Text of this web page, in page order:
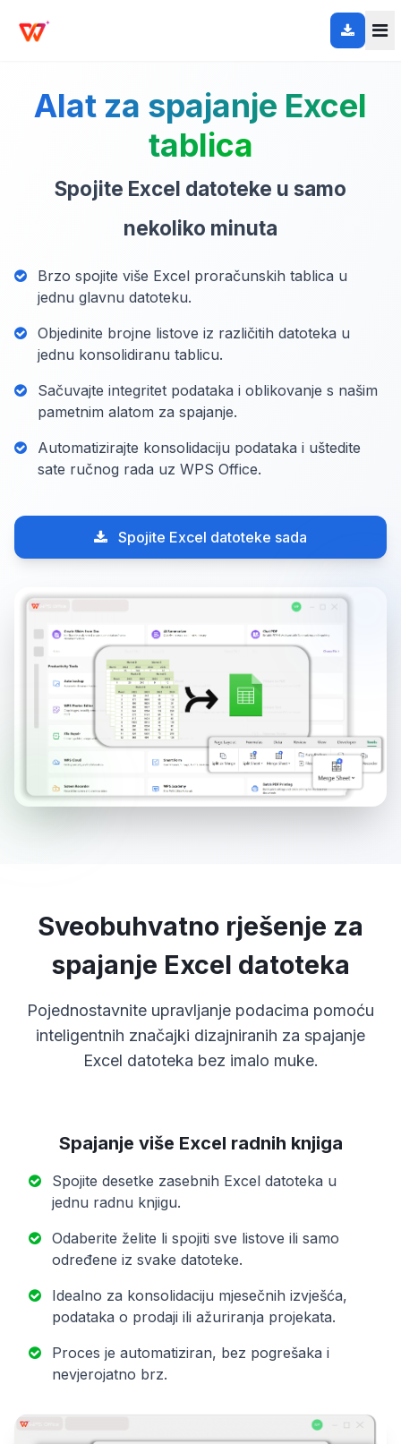
Alat za spajanje Excel
tablica
Spojite Excel datoteke u samo
nekoliko minuta
Brzo spojite više Excel proračunskih tablica u
jednu glavnu datoteku.
Objedinite brojne listove iz različitih datoteka u
jednu konsolidiranu tablicu.
Sačuvajte integritet podataka i oblikovanje s našim
pametnim alatom za spajanje.
Automatizirajte konsolidaciju podataka i uštedite
sate ručnog rada uz WPS Office.
Spojite Excel datoteke sada
Sveobuhvatno rješenje za
spajanje Excel datoteka
Pojednostavnite upravljanje podacima pomoću
inteligentnih značajki dizajniranih za spajanje
Excel datoteka bez imalo muke.
Spajanje više Excel radnih knjiga
Spojite desetke zasebnih Excel datoteka u
jednu radnu knjigu.
Odaberite želite li spojiti sve listove ili samo
određene iz svake datoteke.
Idealno za konsolidaciju mjesečnih izvješća,
podataka o prodaji ili ažuriranja projekata.
Proces je automatiziran, bez pogrešaka i
nevjerojatno brz.